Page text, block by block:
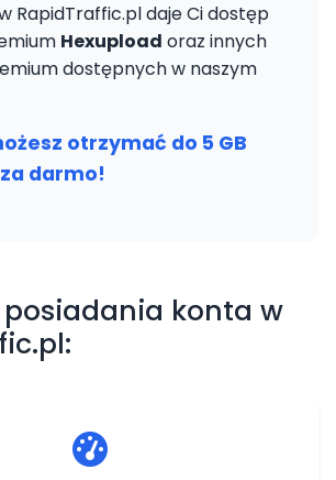
RapidTraffic.pl daje Ci dostęp
Hexupload oraz innych
dostępnych w naszym
otrzymać do 5 GB
darmo!
posiadania konta w